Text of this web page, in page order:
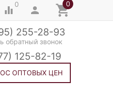
0 0
255-28-93
обратный звонок
125-82-19
ОПТОВЫХ ЦЕН